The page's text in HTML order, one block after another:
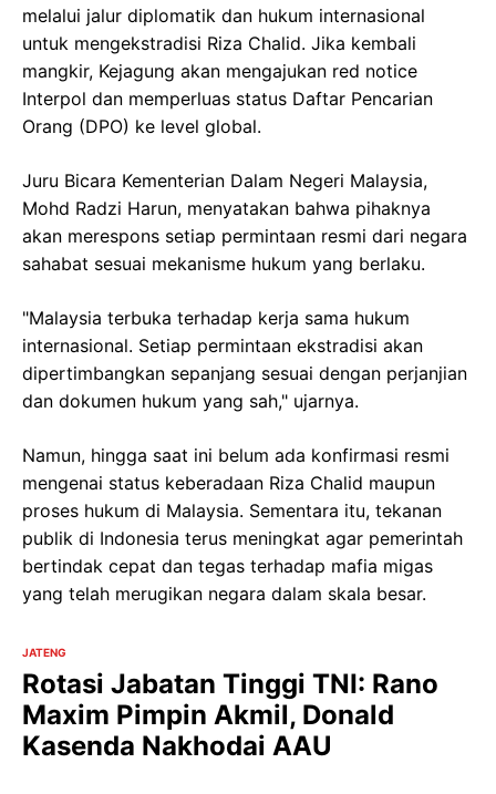
melalui jalur diplomatik dan hukum internasional
untuk mengekstradisi Riza Chalid. Jika kembali
mangkir, Kejagung akan mengajukan red notice
Interpol dan memperluas status Daftar Pencarian
Orang (DPO) ke level global.
Juru Bicara Kementerian Dalam Negeri Malaysia,
Mohd Radzi Harun, menyatakan bahwa pihaknya
akan merespons setiap permintaan resmi dari negara
sahabat sesuai mekanisme hukum yang berlaku.
"Malaysia terbuka terhadap kerja sama hukum
internasional. Setiap permintaan ekstradisi akan
dipertimbangkan sepanjang sesuai dengan perjanjian
dan dokumen hukum yang sah," ujarnya.
Namun, hingga saat ini belum ada konfirmasi resmi
mengenai status keberadaan Riza Chalid maupun
proses hukum di Malaysia. Sementara itu, tekanan
publik di Indonesia terus meningkat agar pemerintah
bertindak cepat dan tegas terhadap mafia migas
yang telah merugikan negara dalam skala besar.
JATENG
Rotasi Jabatan Tinggi TNI: Rano
Maxim Pimpin Akmil, Donald
Kasenda Nakhodai AAU